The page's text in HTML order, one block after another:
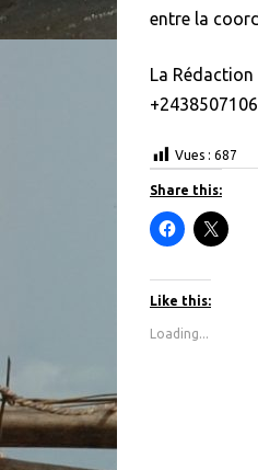
entre la
La Rédaction
Vues : 687
Share this:
C
l
k
o
s
h
C
l
Like this:
Loading...